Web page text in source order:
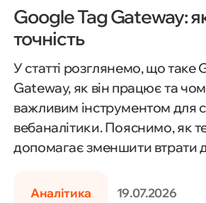
Аналітика 19.07.2026
Google Tag Gateway:
точність
У статті розглянемо, що таке
Gateway, як він працює та
важливим інструментом для
вебаналітики. Пояснимо, як
допомагає зменшити втрати
браузерів і нові вимоги до